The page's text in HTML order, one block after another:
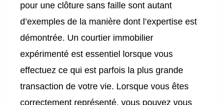
pour une clôture sans faille sont autant
d’exemples de la manière dont l’expertise est
démontrée. Un courtier immobilier
expérimenté est essentiel lorsque vous
effectuez ce qui est parfois la plus grande
transaction de votre vie. Lorsque vous êtes
correctement représenté, vous pouvez vous